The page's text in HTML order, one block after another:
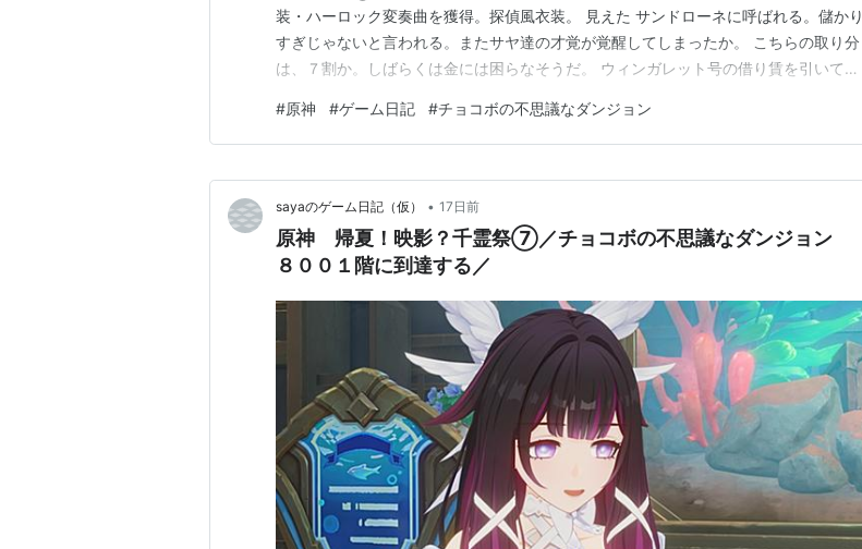
装・ハーロック変奏曲を獲得。探偵風衣装。 見えた サンドローネに呼ばれる。儲かり
すぎじゃないと言われる。またサヤ達の才覚が覚醒してしまったか。 こちらの取り分
は、７割か。しばらくは金には困らなそうだ。 ウィンガレット号の借り賃を引いて
た理由が判明。 理由は、不法にこの海に廃棄されたゴミのせい。その他に、水難事故
によって発生したデブリ。 その大量の人工物が、多数の…
#原神 #ゲーム日記 #チョコボの不思議なダンジョン
sayaのゲーム日記（仮） • 17日前
原神 帰夏！映影？千霊祭⑦／チョコボの不思議なダンジョン
８００１階に到達する／